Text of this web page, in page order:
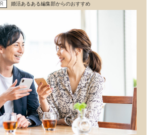
ド・芸能
婚活あるある編集部からのおすすめ